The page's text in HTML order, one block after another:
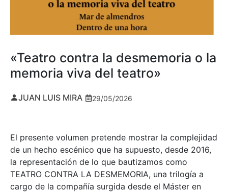
«Teatro contra la desmemoria o la
memoria viva del teatro»
JUAN LUIS MIRA 29/05/2026
El presente volumen pretende mostrar la complejidad
de un hecho escénico que ha supuesto, desde 2016,
la representación de lo que bautizamos como
TEATRO CONTRA LA DESMEMORIA, una trilogía a
cargo de la compañía surgida desde el Máster en